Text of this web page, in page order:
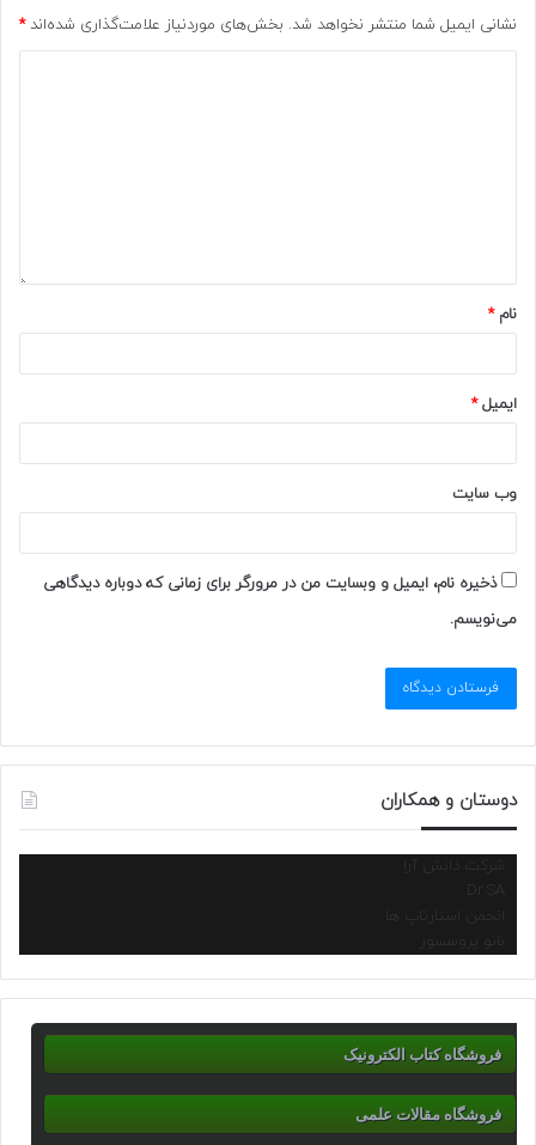
نشانی ایمیل شما منتشر نخواهد شد. بخش‌های موردنیاز علامت‌گذاری شده‌اند*
نام*
ایمیل*
وب‌ سایت
ذخیره نام، ایمیل و وبسایت من در مرورگر برای زمانی که دوباره دیدگاهی
می‌نویسم.
دوستان و همکاران
شرکت دانش آرا
انجمن استارتاپ ها
نانو پروسسور
فروشگاه کتاب الکترونیک
فروشگاه مقالات علمی